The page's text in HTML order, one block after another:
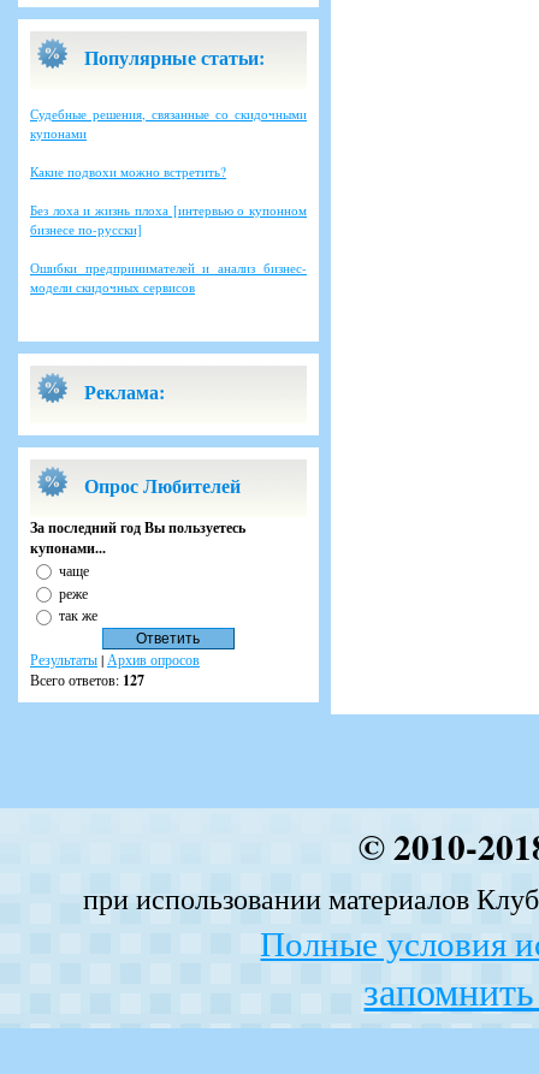
Популярные статьи:
Судебные решения, связанные со скидочными
купонами
Какие подвохи можно встретить?
Без лоха и жизнь плоха [интервью о купонном
бизнесе по-русски]
Ошибки предпринимателей и анализ бизнес-
модели скидочных сервисов
Реклама:
Опрос Любителей
За последний год Вы пользуетесь
купонами...
чаще
реже
так же
Результаты| Архив опросов
Всего ответов: 127
© 2010-
при использовании материалов
Полные условия